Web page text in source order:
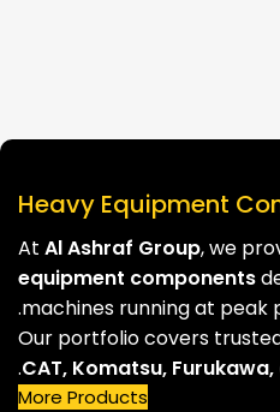
Heavy Equipment
At Al Ashraf Group, we
equipment components
machines running at peak
Our portfolio covers
CAT, Komatsu,
.
More Products